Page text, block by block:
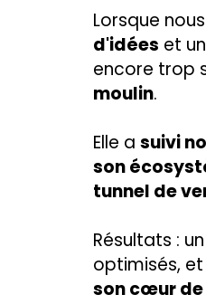
Lorsque
d'idées et
encore trop
moulin.
Elle a suivi
son
tunnel de
Résultats : un
optimisés, et
son cœur